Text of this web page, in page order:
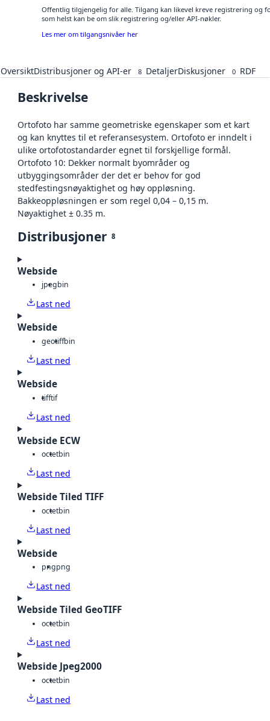
Offentlig tilgjengelig for alle. Tilgang kan likevel kreve registrering og
som helst kan be om slik registrering og/eller API-nøkler.
Les mer om tilgangsnivåer her
OversiktDistribusjoner og API-er 8 DetaljerDiskusjoner 0 RDF
Beskrivelse
Ortofoto har samme geometriske egenskaper som et kart
og kan knyttes til et referansesystem. Ortofoto er inndelt i
ulike ortofotostandarder egnet til forskjellige formål.
Ortofoto 10: Dekker normalt byområder og
utbyggingsområder der det er behov for god
stedfestingsnøyaktighet og høy oppløsning.
Bakkeoppløsningen er som regel 0,04 – 0,15 m.
Nøyaktighet ± 0.35 m.
Distribusjoner 8
Webside
jpegbin
Last ned
Webside
geotiffbin
Last ned
Webside
tifftif
Last ned
Webside ECW
octetbin
Last ned
Webside Tiled TIFF
octetbin
Last ned
Webside
pngpng
Last ned
Webside Tiled GeoTIFF
octetbin
Last ned
Webside Jpeg2000
octetbin
Last ned